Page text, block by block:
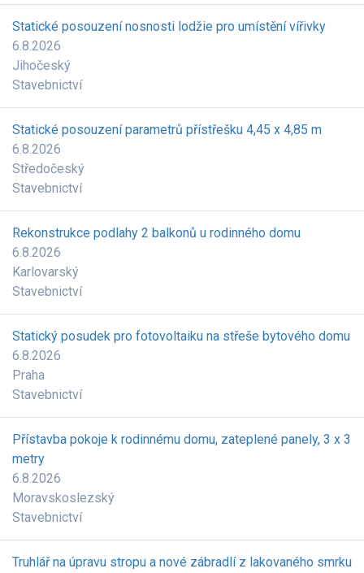
Statické posouzení nosnosti lodžie pro umístění vířivky
6.8.2026
Jihočeský
Stavebnictví
Statické posouzení parametrů přístřešku 4,45 x 4,85 m
6.8.2026
Středočeský
Stavebnictví
Rekonstrukce podlahy 2 balkonů u rodinného domu
6.8.2026
Karlovarský
Stavebnictví
Statický posudek pro fotovoltaiku na střeše bytového domu
6.8.2026
Praha
Stavebnictví
Přístavba pokoje k rodinnému domu, zateplené panely, 3 x 3
metry
6.8.2026
Moravskoslezský
Stavebnictví
Truhlář na úpravu stropu a nové zábradlí z lakovaného smrku